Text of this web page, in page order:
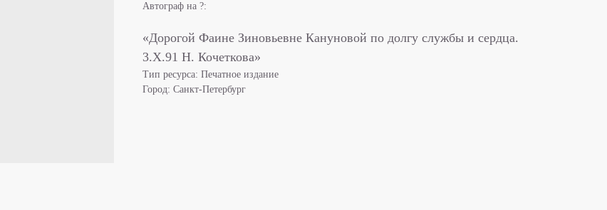
Автограф на ?:
«Дорогой Фаине Зиновьевне Кануновой по долгу службы и сердца.
3.X.91 Н. Кочеткова»
Тип ресурса: Печатное издание
Город: Санкт-Петербург